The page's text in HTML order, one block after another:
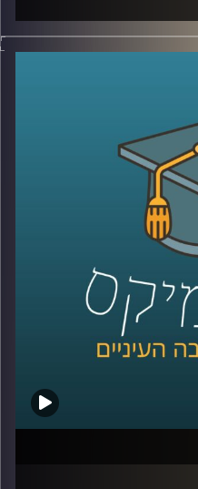
על מחאות נשיות
מכתבים של ילדים
"המיסתורין